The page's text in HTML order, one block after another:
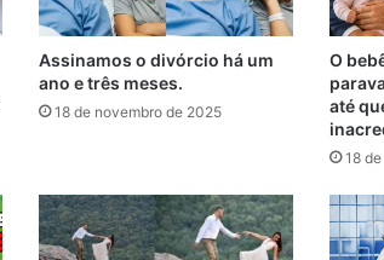
Assinamos o divórcio há um
ano e três meses.
18 de novembro de 2025
O
até
18